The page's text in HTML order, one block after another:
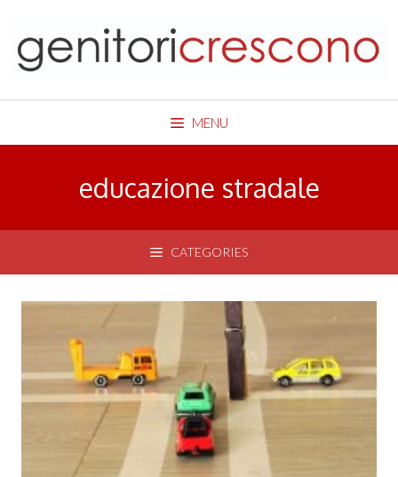
content
MENU
educazione stradale
CATEGORIES